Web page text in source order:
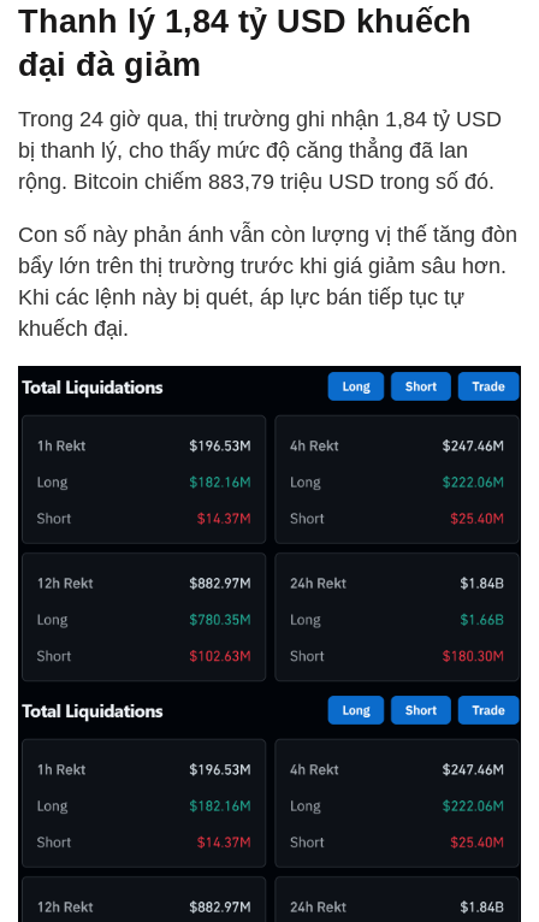
Thanh lý 1,84 tỷ USD khuếch
đại đà giảm
Trong 24 giờ qua, thị trường ghi nhận 1,84 tỷ USD
bị thanh lý, cho thấy mức độ căng thẳng đã lan
rộng. Bitcoin chiếm 883,79 triệu USD trong số đó.
Con số này phản ánh vẫn còn lượng vị thế tăng đòn
bẩy lớn trên thị trường trước khi giá giảm sâu hơn.
Khi các lệnh này bị quét, áp lực bán tiếp tục tự
khuếch đại.